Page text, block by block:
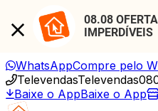
08.08
IMPERDÍVEIS
WhatsAppCompre pelo
TelevendasTelevendas
Baixe o AppBaixe o App